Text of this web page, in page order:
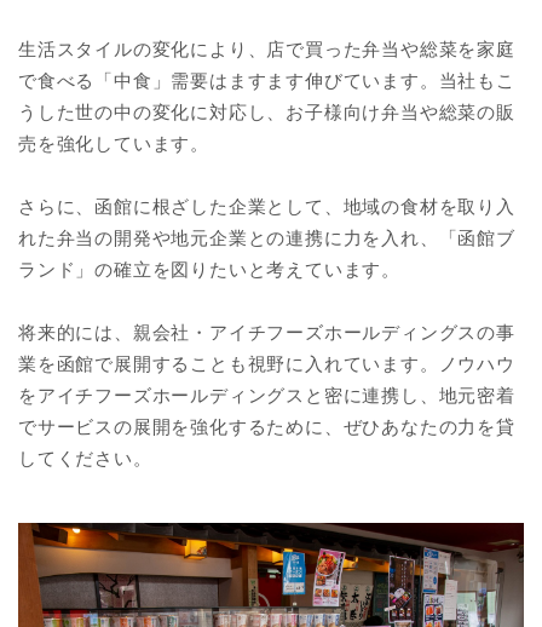
生活スタイルの変化により、店で買った弁当や総菜を家庭
で食べる「中食」需要はますます伸びています。当社もこ
うした世の中の変化に対応し、お子様向け弁当や総菜の販
売を強化しています。
さらに、函館に根ざした企業として、地域の食材を取り入
れた弁当の開発や地元企業との連携に力を入れ、「函館ブ
ランド」の確立を図りたいと考えています。
将来的には、親会社・アイチフーズホールディングスの事
業を函館で展開することも視野に入れています。ノウハウ
をアイチフーズホールディングスと密に連携し、地元密着
でサービスの展開を強化するために、ぜひあなたの力を貸
してください。